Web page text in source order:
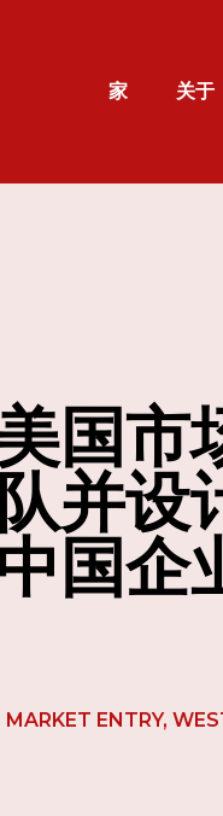
家 关于
国市
并设
国企
MARKET ENTRY,